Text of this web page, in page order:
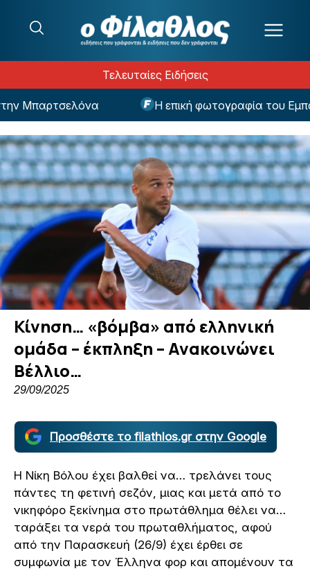
Τελευταίες Ειδήσεις
Μπαρτσελόνα Η επική φωτογραφία του
Κίνηση… «βόμβα» από ελληνική
ομάδα – έκπληξη – Ανακοινώνει
Βέλλιο…
29/09/2025
Προσθέστε το filathlos.gr στην Google
Η Νίκη Βόλου έχει βαλθεί να… τρελάνει τους
πάντες τη φετινή σεζόν, μιας και μετά από το
νικηφόρο ξεκίνημα στο πρωτάθλημα θέλει να…
ταράξει τα νερά του πρωταθλήματος, αφού
από την Παρασκευή (26/9) έχει έρθει σε
συμφωνία με τον Έλληνα φορ και απομένουν τα